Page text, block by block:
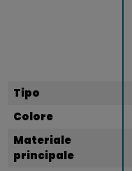
Tipo
Colore
Materiale
principale